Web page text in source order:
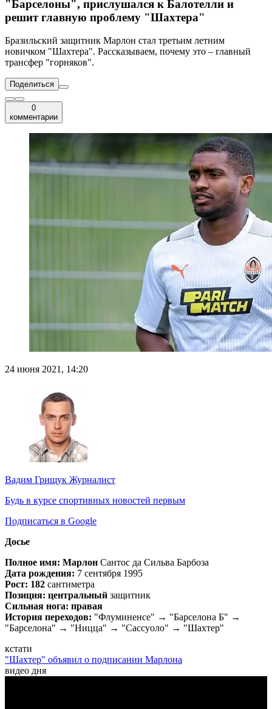
"Барселоны", прислушался к Балотелли и
решит главную проблему "Шахтера"
Бразильский защитник Марлон стал третьим летним
новичком "Шахтера". Рассказываем, почему это – главный
трансфер "горняков".
Поделиться
0
комментарии
24 июня 2021, 14:20
Вадим Грищук Журналист
Будь в курсе спортивных новостей первым
Подписаться в Google
Досье
Полное имя: Марлон Сантос да Сильва Барбоза
Дата рождения: 7 сентября 1995
Рост: 182 сантиметра
Позиция: центральный защитник
Сильная нога: правая
История переходов: "Флуминенсе" → "Барселона Б" →
"Барселона" → "Ницца" → "Сассуоло" → "Шахтер"
кстати
"Шахтер" объявил о подписании Марлона
видео дня